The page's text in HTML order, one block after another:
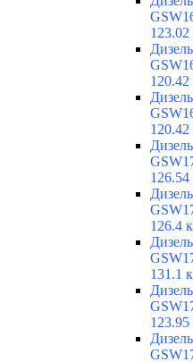
126.4
131.1